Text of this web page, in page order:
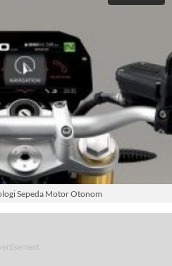
Sepeda Motor Otonom